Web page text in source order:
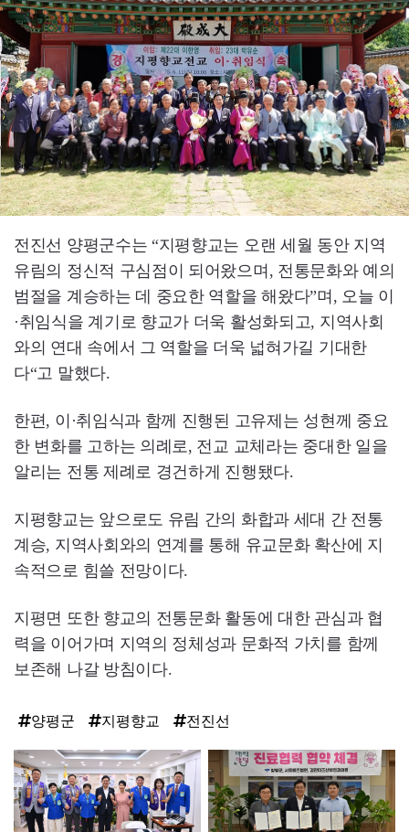
전진선 양평군수는 “지평향교는 오랜 세월 동안 지역
유림의 정신적 구심점이 되어왔으며, 전통문화와 예의
범절을 계승하는 데 중요한 역할을 해왔다”며, 오늘 이
·취임식을 계기로 향교가 더욱 활성화되고, 지역사회
와의 연대 속에서 그 역할을 더욱 넓혀가길 기대한
다“고 말했다.
한편, 이·취임식과 함께 진행된 고유제는 성현께 중요
한 변화를 고하는 의례로, 전교 교체라는 중대한 일을
알리는 전통 제례로 경건하게 진행됐다.
지평향교는 앞으로도 유림 간의 화합과 세대 간 전통
계승, 지역사회와의 연계를 통해 유교문화 확산에 지
속적으로 힘쓸 전망이다.
지평면 또한 향교의 전통문화 활동에 대한 관심과 협
력을 이어가며 지역의 정체성과 문화적 가치를 함께
보존해 나갈 방침이다.
양평군 지평향교 전진선
탑
라
인